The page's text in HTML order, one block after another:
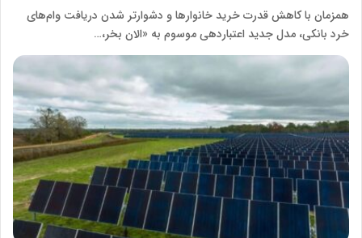
همزمان با کاهش قدرت خرید خانوارها و دشوارتر شدن دریافت وام‌های
خرد بانکی، مدل جدید اعتباردهی موسوم به «الان بخر،…